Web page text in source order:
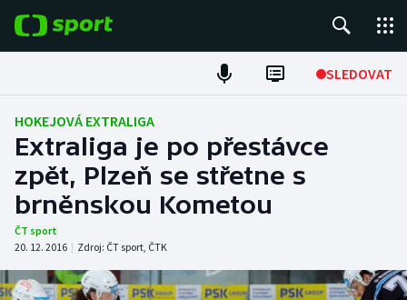
SLEDOVAT
Fotbal
Hokej
Tenis
Atletika
Cyklistika
HOKEJOVÁ EXTRALIGA
Extraliga je po přestávce
zpět, Plzeň se střetne s
brněnskou Kometou
ČT sport
20. 12. 2016 | Zdroj: ČT sport, ČTK